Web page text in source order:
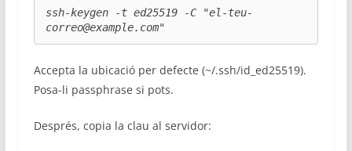
ssh-keygen -t ed25519 -C "el-teu-
correo@example.com"
Accepta la ubicació per defecte (~/.ssh/id_ed25519).
Posa-li passphrase si pots.
Després, copia la clau al servidor: